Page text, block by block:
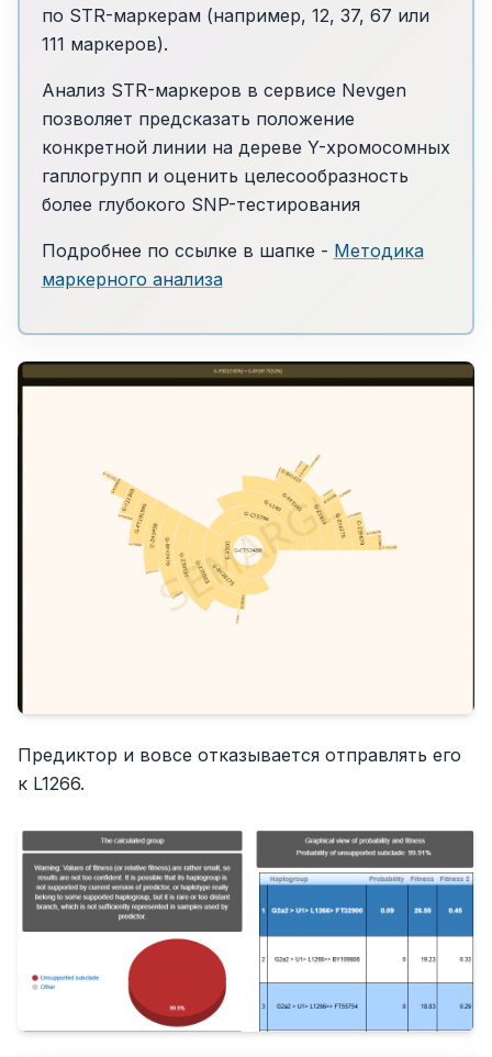
по STR-маркерам (например, 12, 37, 67 или
111 маркеров).
Анализ STR-маркеров в сервисе Nevgen
позволяет предсказать положение
конкретной линии на дереве Y-хромосомных
гаплогрупп и оценить целесообразность
более глубокого SNP-тестирования
Подробнее по ссылке в шапке - Методика
маркерного анализа
Предиктор и вовсе отказывается отправлять его
к L1266.